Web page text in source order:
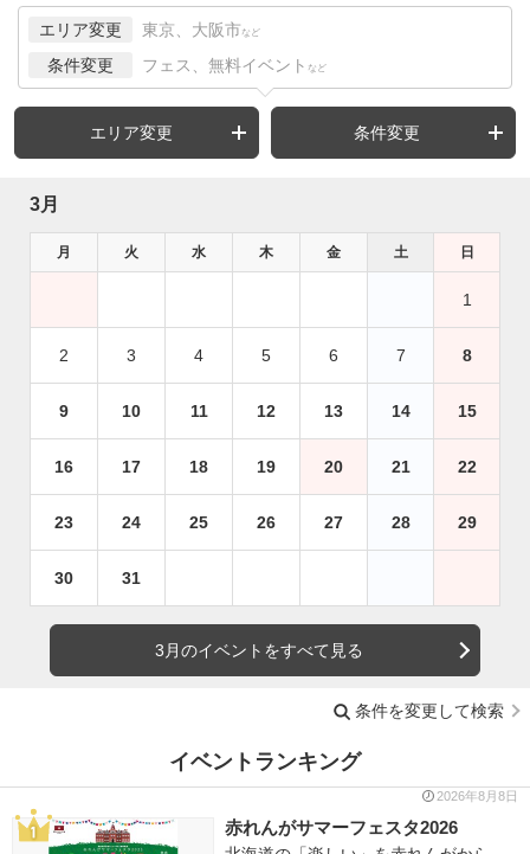
エリア変更 東京、大阪市 など
条件変更 フェス、無料イベント など
エリア変更 条件変更
3月
月 火 水 木 金 土 日
1
2 3 4 5 6 7 8
9 10 11 12 13 14 15
16 17 18 19 20 21 22
23 24 25 26 27 28 29
30 31
3月のイベントをすべて見る
条件を変更して検索
イベントランキング
2026年8月8日
赤れんがサマーフェスタ2026